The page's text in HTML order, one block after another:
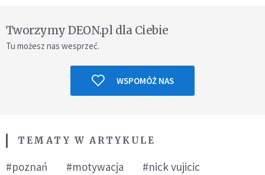
Tworzymy DEON.pl dla Ciebie
Tu możesz nas wesprzeć.
WSPOMÓŻ NAS
TEMATY W ARTYKULE
#poznań #motywacja #nick vujicic